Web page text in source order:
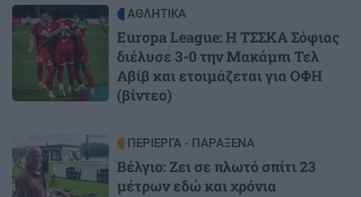
Image ΑΘΛΗΤΙΚΑ
Europa League: Η ΤΣΣΚΑ Σόφιας
διέλυσε 3-0 την Μακάμπι Τελ
Αβίβ και ετοιμάζεται για ΟΦΗ
(βίντεο)
Image ΠΕΡΙΕΡΓΑ - ΠΑΡΑΞΕΝΑ
Βέλγιο: Ζει σε πλωτό σπίτι 23
μέτρων εδώ και χρόνια